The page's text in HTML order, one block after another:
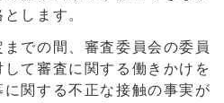
します。
での間、審査委員会の委員
して審査に関する働きかけを
関する不正な接触の事実が